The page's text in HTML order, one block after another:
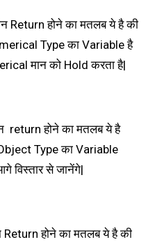
Return होने का मतलब ये है की
Type का Variable है
मान को Hold करता है|
return होने का मतलब ये है
Type का Variable
विस्तार से जानेंगे|
Return होने का मतलब ये है की